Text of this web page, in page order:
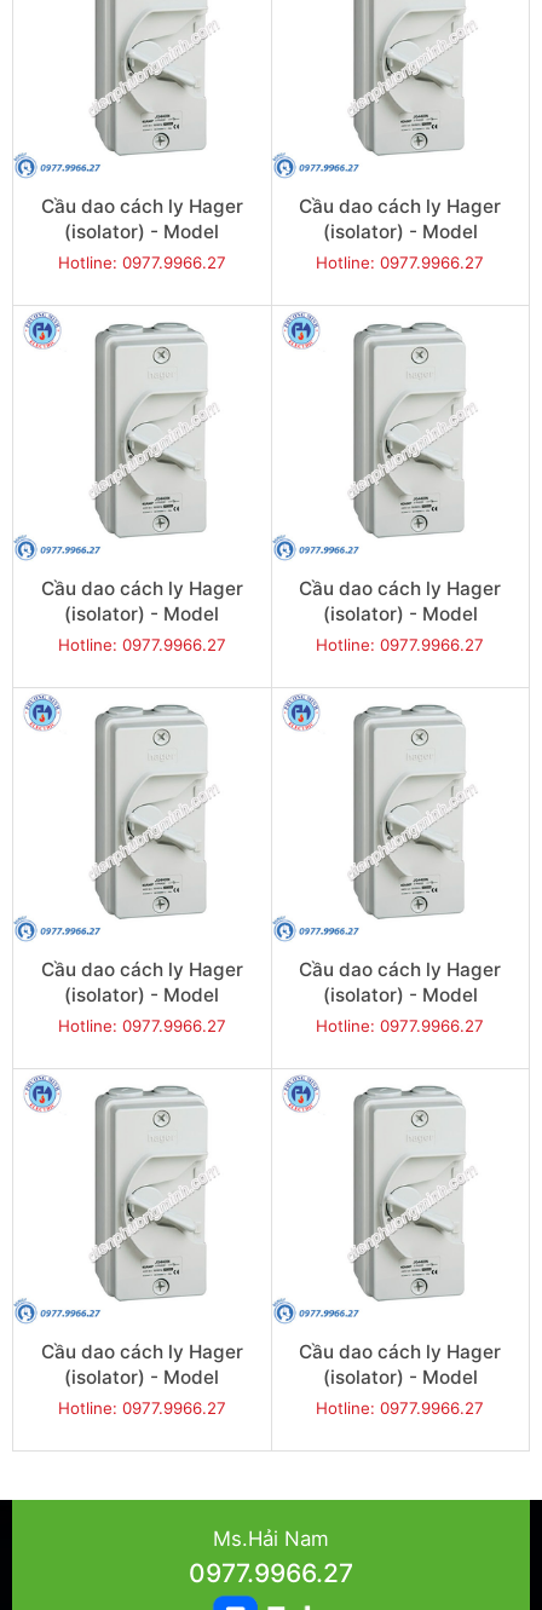
Cầu dao cách ly Hager
(isolator) - Model
JG440U
Hotline: 0977.9966.27
Cầu dao cách ly Hager
(isolator) - Model
JG463U
Hotline: 0977.9966.27
Cầu dao cách ly Hager
(isolator) - Model
JG220IN
Hotline: 0977.9966.27
Cầu dao cách ly Hager
(isolator) - Model
JG232IN
Hotline: 0977.9966.27
Cầu dao cách ly Hager
(isolator) - Model
JG240IN
Hotline: 0977.9966.27
Cầu dao cách ly Hager
(isolator) - Model
JG263IN
Hotline: 0977.9966.27
Cầu dao cách ly Hager
(isolator) - Model
JG320IN
Hotline: 0977.9966.27
Cầu dao cách ly Hager
(isolator) - Model
JG332IN
Hotline: 0977.9966.27
Ms.Hải Nam
0977.9966.27